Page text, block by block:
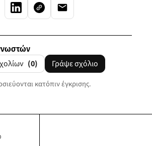
(0) Γράψε σχόλιο
κατόπιν έγκρισης.